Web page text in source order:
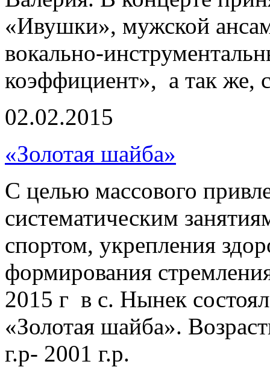
«Ивушки», мужской
вокально-
коэффициент», а так же,
02.02.2015
«Золотая шайба»
С целью массового
систематическим
спортом, укрепления
формирования
2015 г в с. Нынек
«Золотая шайба».
г.р- 2001 г.р.